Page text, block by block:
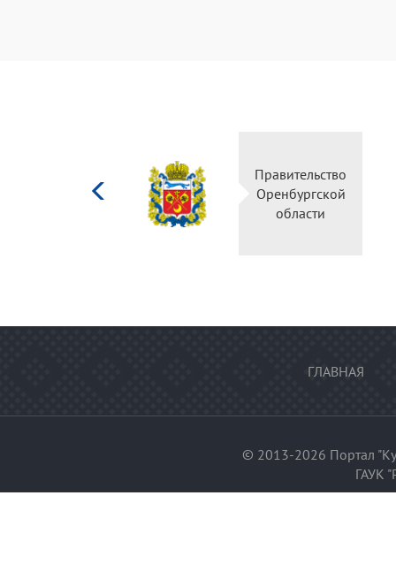
Правительство
Оренбургской
области
ГЛАВНАЯ
© 2013-2026 Портал
ГАУК